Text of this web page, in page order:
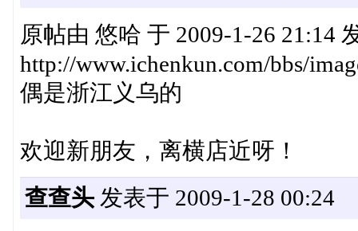
原帖由 悠哈 于 2009-1-26 21:14
http://www.ichenkun.com/bbs/
偶是浙江义乌的
欢迎新朋友，离横店近呀！
查查头发表于 2009-1-28 00:24